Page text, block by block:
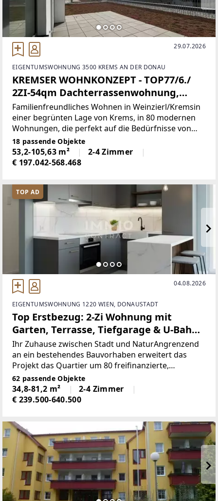
29.07.2026
EIGENTUMSWOHNUNG 3500 KREMS AN DER DONAU
KREMSER WOHNKONZEPT - TOP77/6./
2ZI-54qm Dachterrassenwohnung,
Ostbalkon, Westterrasse € 234.979,81 +2
TG € 35.161,74 > Gesamtkaufpreis €
270.141,55 - klimaaktiv!
Familienfreundliches Wohnen in Weinzierl/Kremsin
einer begrünten Lage von Krems, in 80 modernen
Wohnungen, die perfekt auf die Bedürfnisse von
Familien, Paaren und Singles abgestimmt sind.• 2-
bis 4-Zimmer-Wohnungen mit durchdachten,
funktionalen
18 passende Objekte
53,2-105,63 m²
2-4 Zimmer
€ 197.042-568.468
TOP AD
04.08.2026
EIGENTUMSWOHNUNG 1220 WIEN, DONAUSTADT
Top Erstbezug: 2-Zi Wohnung mit
Garten, Terrasse, Tiefgarage & U-Bahn
Nähe in 1220 Wien!
Ihr Zuhause zwischen Stadt und NaturAngrenzend
an ein bestehendes Bauvorhaben erweitert das
Projekt das Quartier um 80 freifinanzierte,
provisionsfreie Eigentumswohnungen sowie 37
PKW-Tiefgaragenstellplätze. Die gut
geplanten zwei und drei Zimmer
62 passende Objekte
34,8-81,2 m²
2-4 Zimmer
€ 239.500-640.500